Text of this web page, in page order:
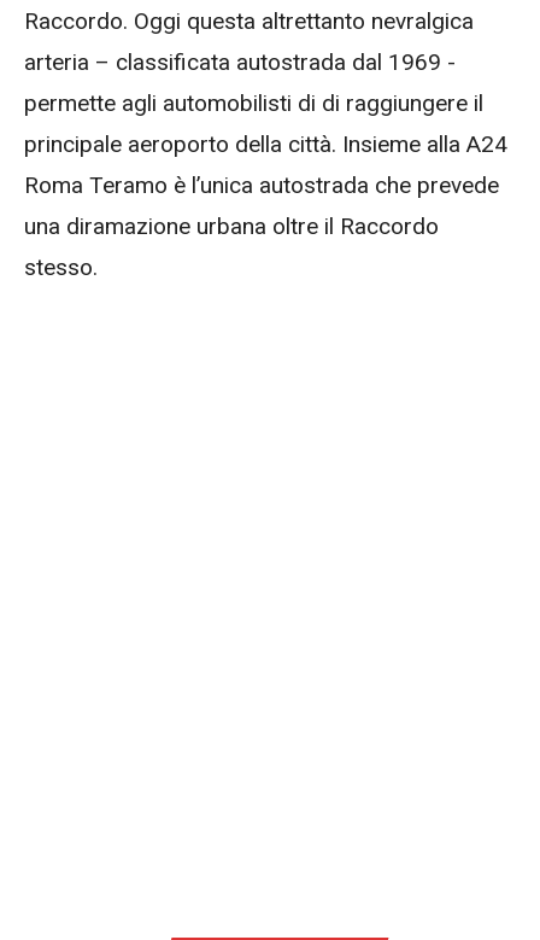
Raccordo. Oggi questa altrettanto nevralgica
arteria – classificata autostrada dal 1969 -
permette agli automobilisti di di raggiungere il
principale aeroporto della città. Insieme alla A24
Roma Teramo è l’unica autostrada che prevede
una diramazione urbana oltre il Raccordo
stesso.